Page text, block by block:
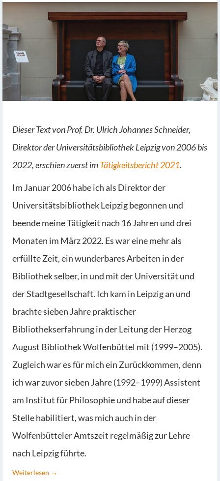
Dieser Text von Prof. Dr. Ulrich Johannes Schneider,
Direktor der Universitätsbibliothek Leipzig von 2006 bis
2022, erschien zuerst imTätigkeitsbericht 2021.
Im Januar 2006 habe ich als Direktor der
Universitätsbibliothek Leipzig begonnen und
beende meine Tätigkeit nach 16 Jahren und drei
Monaten im März 2022. Es war eine mehr als
erfüllte Zeit, ein wunderbares Arbeiten in der
Bibliothek selber, in und mit der Universität und
der Stadtgesellschaft. Ich kam in Leipzig an und
brachte sieben Jahre praktischer
Bibliothekserfahrung in der Leitung der Herzog
August Bibliothek Wolfenbüttel mit (1999–2005).
Zugleich war es für mich ein Zurückkommen, denn
ich war zuvor sieben Jahre (1992–1999) Assistent
am Institut für Philosophie und habe auf dieser
Stelle habilitiert, was mich auch in der
Wolfenbütteler Amtszeit regelmäßig zur Lehre
nach Leipzig führte.
Weiterlesen →